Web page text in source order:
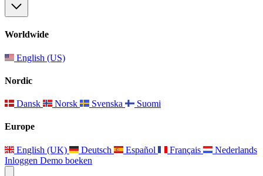
Worldwide
English (US)
Nordic
Dansk Norsk Svenska Suomi
Europe
English (UK) Deutsch Español Français
Nederlands
Inloggen Demo boeken